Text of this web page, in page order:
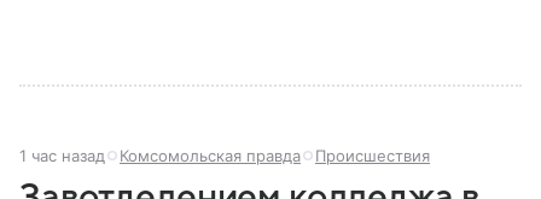
1 час назад Комсомольская правда Происшествия